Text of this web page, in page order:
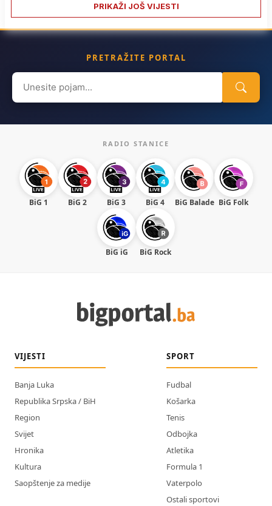
PRIKAŽI JOŠ VIJESTI
PRETRAŽITE PORTAL
Search
for:
RADIO STANICE
BiG 1 BiG 2 BiG 3 BiG 4 BiG Balade BiG Folk
BiG iG BiG Rock
VIJESTI
Banja Luka
Republika Srpska / BiH
Region
Svijet
Hronika
Kultura
Saopštenje za medije
SPORT
Fudbal
Košarka
Tenis
Odbojka
Atletika
Formula 1
Vaterpolo
Ostali sportovi